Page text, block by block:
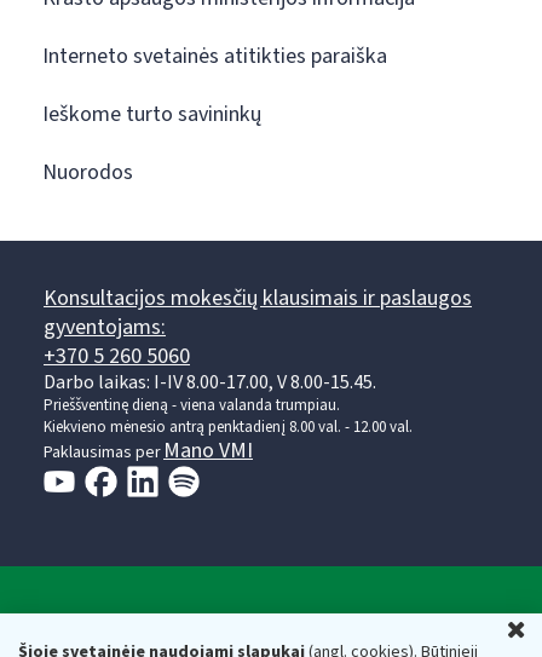
Šioje svetainėje naudojami slapukai(angl. cookies). Būtinieji
Interneto svetainės atitikties paraiška
Ieškome turto savininkų
Nuorodos
Konsultacijos mokesčių klausimais ir paslaugos
gyventojams:
+370 5 260 5060
Darbo laikas: I-IV 8.00-17.00, V 8.00-15.45.
Prieššventinę dieną - viena valanda trumpiau.
Kiekvieno mėnesio antrą penktadienį 8.00 val. - 12.00 val.
Paklausimas per Mano VMI